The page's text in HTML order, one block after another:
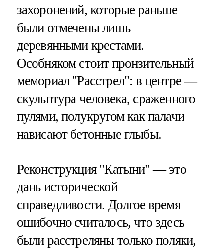
захоронений, которые раньше
были отмечены лишь
деревянными крестами.
Особняком стоит пронзительный
мемориал "Расстрел": в центре —
скульптура человека, сраженного
пулями, полукругом как палачи
нависают бетонные глыбы.
Реконструкция "Катыни" — это
дань исторической
справедливости. Долгое время
ошибочно считалось, что здесь
были расстреляны только поляки,